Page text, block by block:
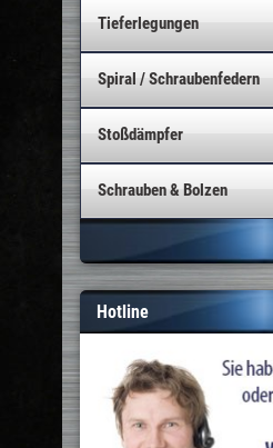
Tieferlegungen
Spiral / Schraubenfedern
Stoßdämpfer
Schrauben & Bolzen
Hotline